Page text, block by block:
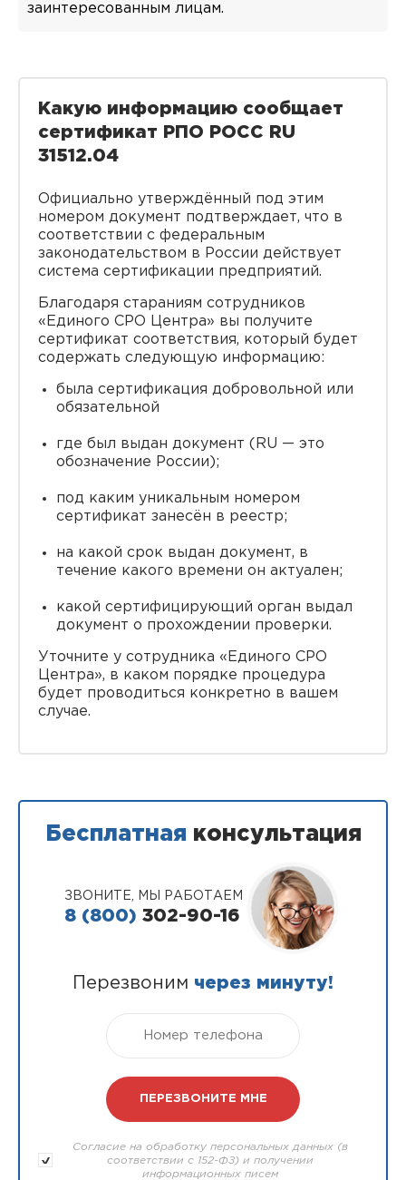
заинтересованным лицам.
Какую информацию сообщает
сертификат РПО РОСС RU
31512.04
Официально утверждённый под этим
номером документ подтверждает, что в
соответствии с федеральным
законодательством в России действует
система сертификации предприятий.
Благодаря стараниям сотрудников
«Единого СРО Центра» вы получите
сертификат соответствия, который будет
содержать следующую информацию:
была сертификация добровольной или
обязательной
где был выдан документ (RU — это
обозначение России);
под каким уникальным номером
сертификат занесён в реестр;
на какой срок выдан документ, в
течение какого времени он актуален;
какой сертифицирующий орган выдал
документ о прохождении проверки.
Уточните у сотрудника «Единого СРО
Центра», в каком порядке процедура
будет проводиться конкретно в вашем
случае.
Бесплатная консультация
ЗВОНИТЕ, МЫ РАБОТАЕМ
8 (800) 302-90-16
Перезвоним через минуту!
Согласие на обработку персональных данных (в
соответствии с 152-ФЗ) и получении
информационных писем